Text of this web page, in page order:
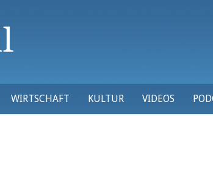
WIRTSCHAFT KULTUR VIDEOS